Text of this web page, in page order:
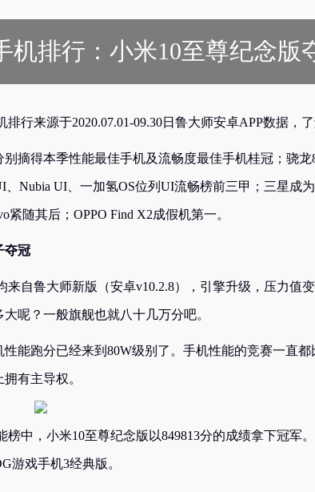
机排行：小米10至尊纪念版
排行来源于2020.07.01-09.30日鲁大师安卓APP数据，
摘得本季性能最佳手机及流畅度最佳手机桂冠；骁
、Nubia UI、一加氢OS位列UI流畅榜前三甲；三星成
紧随其后；OPPO Find X2成假机第一。
夺冠
来自鲁大师新版（安卓v10.2.8），引擎升级，压力值
呢？一般旗舰也就八十几万分吧。
能跑分已经来到80W级别了。手机性能的竞赛一直
有主导权。
榜中，小米10至尊纪念版以849813分的成绩拿下冠军
游戏手机3经典版。